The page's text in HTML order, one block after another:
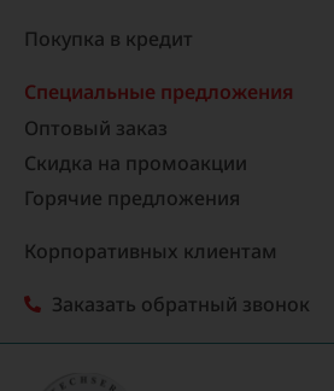
Покупка в кредит
Специальные предложения
Оптовый заказ
Скидка на промоакции
Горячие предложения
Корпоративных клиентам
Заказать обратный звонок